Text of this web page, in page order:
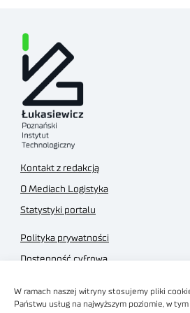
W ramach naszej witryny stosujemy pliki
Państwu usług na najwyższym poziomie, w
Kontakt z redakcją
O Mediach Logistyka
Statystyki portalu
Polityka prywatności
Dostępność cyfrowa
Regulamin sklepu